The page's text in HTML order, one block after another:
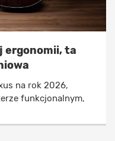
ergonomii, ta
na rok 2026,
funkcjonalnym,